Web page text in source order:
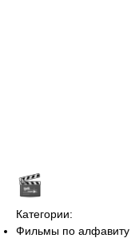
Категории:
Фильмы по алфавиту